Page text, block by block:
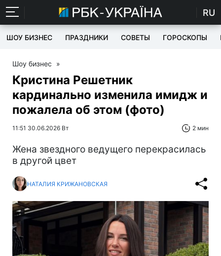
RU
ШОУ БИЗНЕС ПРАЗДНИКИ СОВЕТЫ ГОРОСКОПЫ
Шоу бизнес »
Кристина Решетник
кардинально изменила имидж и
пожалела об этом (фото)
11:51 30.06.2026 Вт 2 мин
Жена звездного ведущего перекрасилась
в другой цвет
НАТАЛИЯ КРИЖАНОВСКАЯ